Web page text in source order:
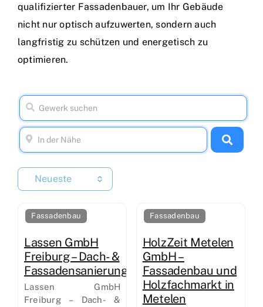
qualifizierter Fassadenbauer, um Ihr Gebäude
nicht nur optisch aufzuwerten, sondern auch
langfristig zu schützen und energetisch zu
optimieren.
Neueste
Fassadenbau
Lassen GmbH
Freiburg – Dach- &
Fassadensanierung
Lassen GmbH
Freiburg – Dach- &
Fassadenbau
HolzZeit Metelen
GmbH –
Fassadenbau und
Holzfachmarkt in
Metelen